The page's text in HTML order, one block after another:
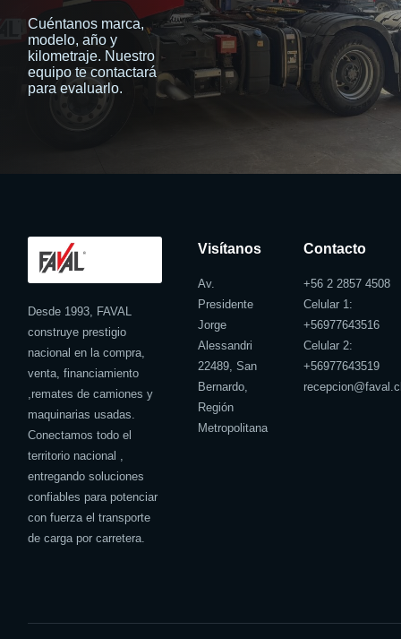
Cuéntanos marca,
modelo, año y
kilometraje. Nuestro
equipo te contactará
para evaluarlo.
Desde 1993, FAVAL
construye prestigio
nacional en la compra,
venta, financiamiento
,remates de camiones y
maquinarias usadas.
Conectamos todo el
territorio nacional ,
entregando soluciones
confiables para potenciar
con fuerza el transporte
de carga por carretera.
Visítanos
Av.
Presidente
Jorge
Alessandri
22489, San
Bernardo,
Región
Metropolitana
Contacto
+56 2 2857 4508
Celular 1:
+56977643516
Celular 2:
+56977643519